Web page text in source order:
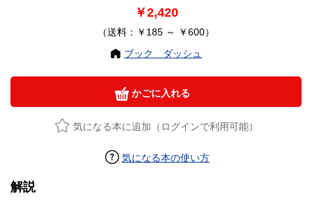
￥2,420
（送料：￥185 ～ ￥600）
ブック ダッシュ
かごに入れる
気になる本に追加（ログインで利用可能）
気になる本の使い方
解説